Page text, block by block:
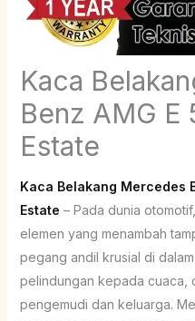
Kaca
Benz AMG E
Estate
Kaca Belakang Mercedes
Estate – Pada dunia
elemen yang menambah
pegang andil krusial di
pelindungan kepada cuaca,
pengemudi dan keluarga.